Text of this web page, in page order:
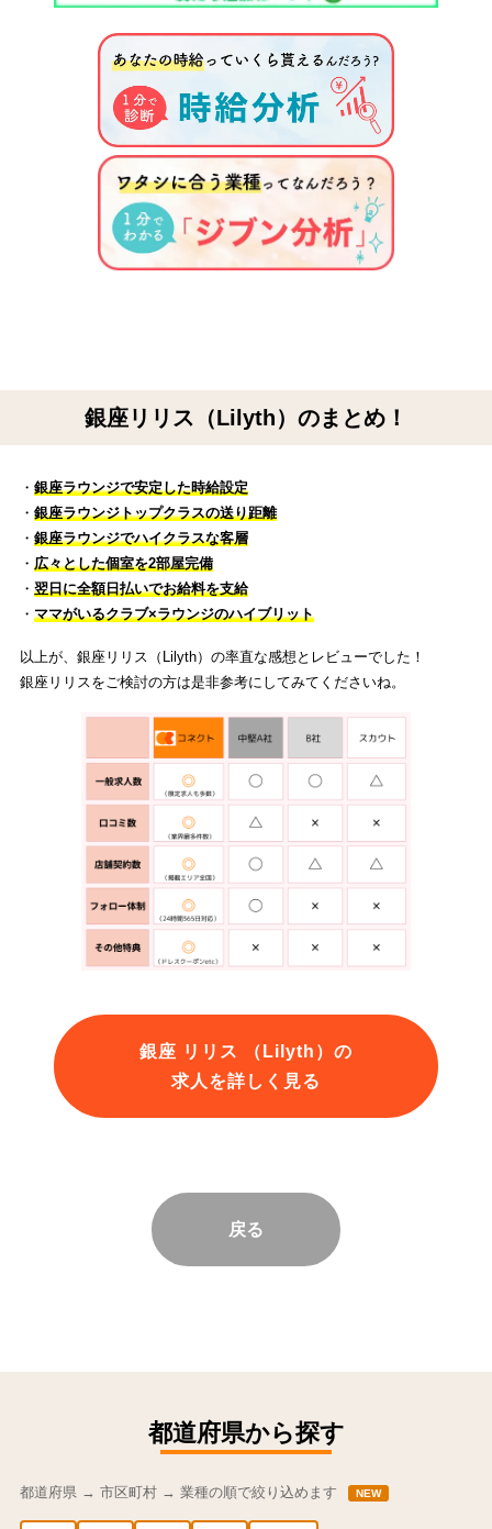
銀座リリス（Lilyth）のまとめ！
・ 銀座ラウンジで安定した時給設定
・ 銀座ラウンジトップクラスの送り距離
・ 銀座ラウンジでハイクラスな客層
・ 広々とした個室を2部屋完備
・ 翌日に全額日払いでお給料を支給
・ ママがいるクラブ×ラウンジのハイブリット
以上が、銀座リリス（Lilyth）の率直な感想とレビューでした！
銀座リリスをご検討の方は是非参考にしてみてくださいね。
銀座 リリス （Lilyth）の
求人を詳しく見る
戻る
都道府県から探す
都道府県 → 市区町村 → 業種の順で絞り込めます NEW